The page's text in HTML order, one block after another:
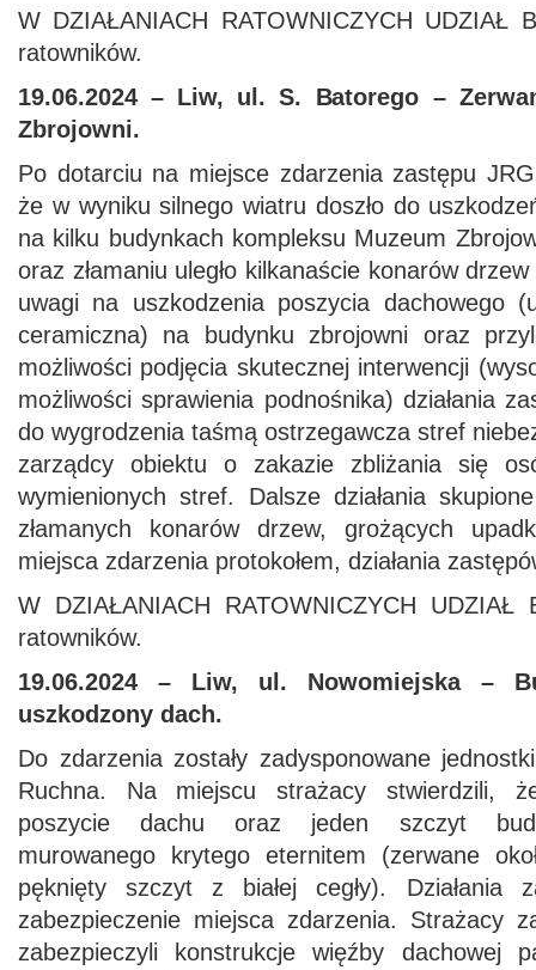
W DZIAŁANIACH RATOWNICZYCH UDZIAŁ
ratowników.
19.06.2024 – Liw, ul. S. Batorego –
Zbrojowni.
Po dotarciu na miejsce zdarzenia zastępu
że w wyniku silnego wiatru doszło do
na kilku budynkach kompleksu Muzeum
oraz złamaniu uległo kilkanaście konarów
uwagi na uszkodzenia poszycia dachowego
ceramiczna) na budynku zbrojowni oraz
możliwości podjęcia skutecznej interwencji
możliwości sprawienia podnośnika) działania
do wygrodzenia taśmą ostrzegawcza stref
zarządcy obiektu o zakazie zbliżania się
wymienionych stref. Dalsze działania
złamanych konarów drzew, grożących
miejsca zdarzenia protokołem, działania
W DZIAŁANIACH RATOWNICZYCH
ratowników.
19.06.2024 – Liw, ul. Nowomiejska –
uszkodzony dach.
Do zdarzenia zostały zadysponowane
Ruchna. Na miejscu strażacy stwierdzili,
poszycie dachu oraz jeden szczyt
murowanego krytego eternitem (zerwane
pęknięty szczyt z białej cegły). Działania
zabezpieczenie miejsca zdarzenia. Strażacy
zabezpieczyli konstrukcje więźby dachowej